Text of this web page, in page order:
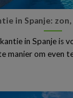
in Spanje:
in Spanje is
manier om even